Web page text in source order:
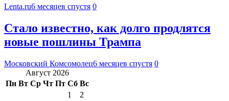
Lenta.ru6 месяцев спустя 0
Стало известно, как долго продлятся
новые пошлины Трампа
Московский Комсомолец6 месяцев спустя 0
Август 2026
Пн Вт Ср Чт Пт Сб Вс
1
2